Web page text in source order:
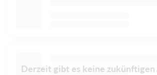
Derzeit gibt es keine